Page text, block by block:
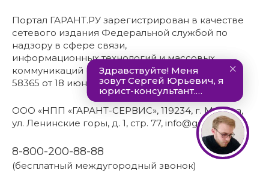
Портал ГАРАНТ.РУ зарегистрирован в качестве
сетевого издания Федеральной службой по
надзору в сфере связи,
информационных технологий и массовых
коммуникаций (Роскомнадзором), Эл № ФС77-
58365 от 18 июня 2014 года.
ООО «НПП «ГАРАНТ-СЕРВИС», 119234, г. Москва,
ул. Ленинские горы, д. 1, стр. 77, info@garant.ru.
8-800-200-88-88
(бесплатный междугородный звонок)